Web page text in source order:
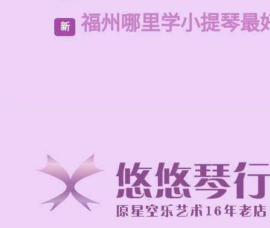
新 福州哪里学小提琴最